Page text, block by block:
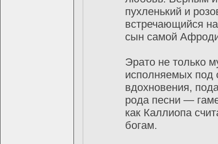
пухленький и
встречающийся
сын самой
Эрато не только
исполняемых под
вдохновения,
рода песни —
как Каллиопа
богам.